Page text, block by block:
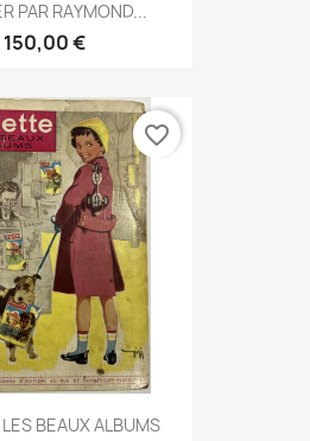
PAR RAYMOND...
150,00 €
BEAUX ALBUMS
favorite_border